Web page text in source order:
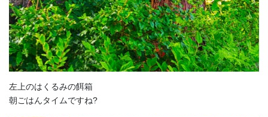
左上のはくるみの餌箱
朝ごはんタイムですね?